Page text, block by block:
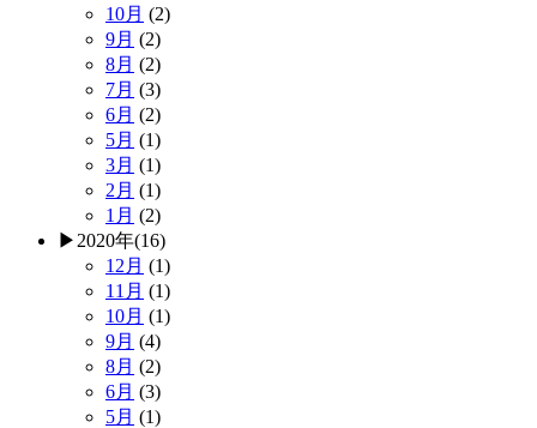
10月 (2)
9月 (2)
8月 (2)
7月 (3)
6月 (2)
5月 (1)
3月 (1)
2月 (1)
1月 (2)
▶ 2020年(16)
12月 (1)
11月 (1)
10月 (1)
9月 (4)
8月 (2)
6月 (3)
5月 (1)